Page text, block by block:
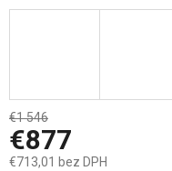
€1 546
€877
€713,01 bez DPH